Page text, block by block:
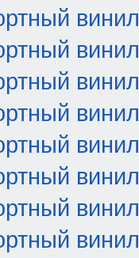
винил
винил
винил
винил
винил
винил
винил
винил